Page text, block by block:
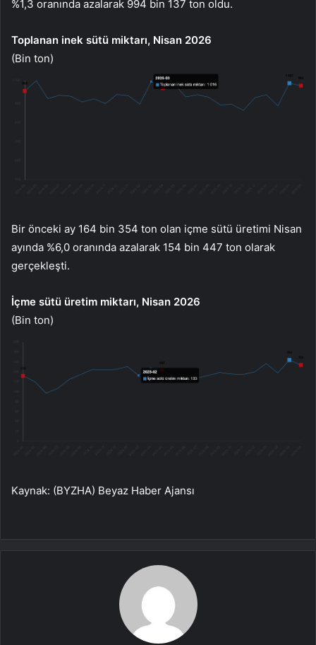
%1,3 oranında azalarak 994 bin 137 ton oldu.
Toplanan inek sütü miktarı, Nisan 2026
(Bin ton)
Bir önceki ay 164 bin 354 ton olan içme sütü üretimi Nisan
ayında %6,0 oranında azalarak 154 bin 447 ton olarak
gerçekleşti.
İçme sütü üretim miktarı, Nisan 2026
(Bin ton)
Kaynak: (BYZHA) Beyaz Haber Ajansı